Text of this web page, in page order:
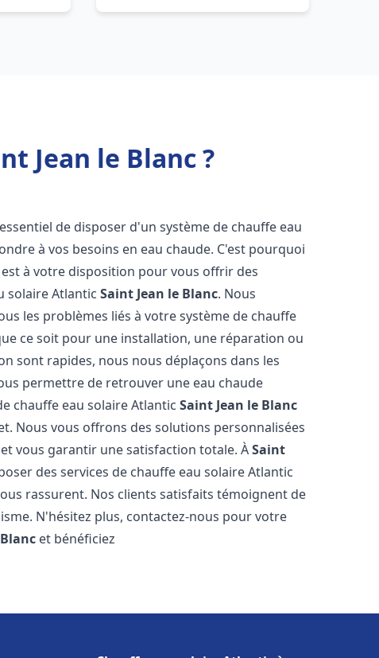
Jean le Blanc ?
de disposer d'un système de chauffe eau
à vos besoins en eau chaude. C'est pourquoi
à votre disposition pour vous offrir des
solaire AtlanticSaint Jean le Blanc. Nous
les problèmes liés à votre système de chauffe
ce soit pour une installation, une réparation ou
sont rapides, nous nous déplaçons dans les
permettre de retrouver une eau chaude
chauffe eau solaire AtlanticSaint Jean le Blanc
Nous vous offrons des solutions personnalisées
vous garantir une satisfaction totale. ÀSaint
des services de chauffe eau solaire Atlantic
rassurent. Nos clients satisfaits témoignent de
N'hésitez plus, contactez-nous pour votre
et bénéficiez